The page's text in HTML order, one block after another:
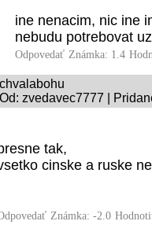
ine nenacim, nic ine
nebudu potrebovat
Odpovedať Známka: 1.4
chvalabohu
Od: zvedavec7777 |
tak,
cinske a ruske
Známka: -2.0